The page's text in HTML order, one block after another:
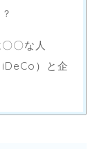
〇な人
）と企